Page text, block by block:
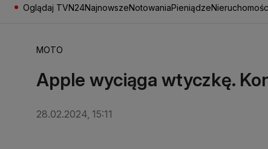
Oglądaj TVN24NajnowszeNotowaniaPieniądze
MOTO
Apple wyciąga wtyczkę.
28.02.2024, 15:11